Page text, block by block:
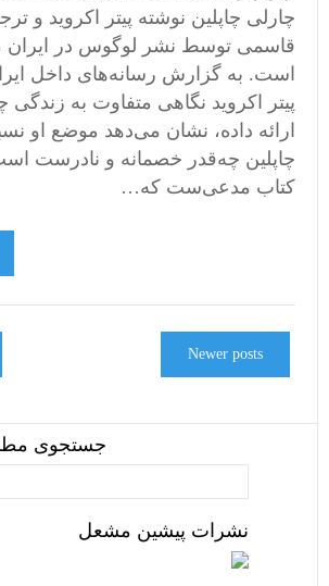
چارلی چاپلین نوشته پیتر اکروید و
قاسمی توسط نشر لوگوس در ایران
است. به گزارش رسانه‌های داخل
پیتر اکروید نگاهی متفاوت به زندگی
ارائه داده، نشان می‌دهد موضع او
چاپلین چه‌قدر خصمانه و نادرست
کتاب مدعی‌ست که…
Newer posts
جستجوی
نشرات پیشین مشعل